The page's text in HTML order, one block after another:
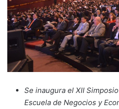
Se inaugura el XII
Escuela de Negocios y